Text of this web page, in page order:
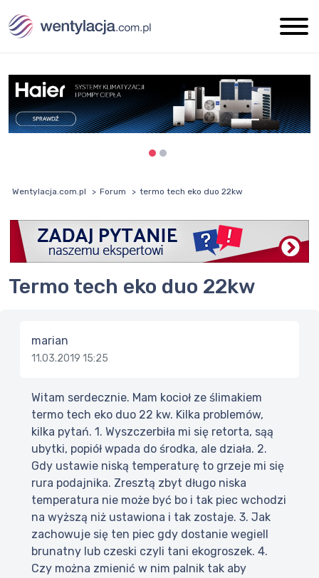
Wentylacja.com.pl Forum termo tech eko duo 22kw
termo tech eko duo 22kw
marian
11.03.2019 15:25
Witam serdecznie. Mam kocioł ze ślimakiem
termo tech eko duo 22 kw. Kilka problemów,
kilka pytań. 1. Wyszczerbiła mi się retorta, sąą
ubytki, popiół wpada do środka, ale działa. 2.
Gdy ustawie niską temperaturę to grzeje mi się
rura podajnika. Zresztą zbyt długo niska
temperatura nie może być bo i tak piec wchodzi
na wyższą niż ustawiona i tak zostaje. 3. Jak
zachowuje się ten piec gdy dostanie wegiell
brunatny lub czeski czyli tani ekogroszek. 4.
Czy można zmienić w nim palnik tak aby